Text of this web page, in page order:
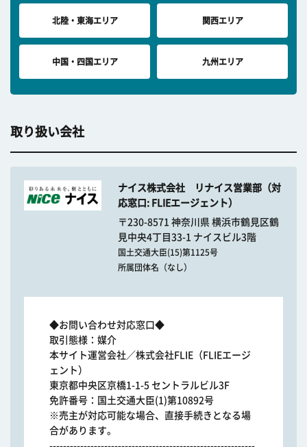
北陸・東海エリア 関西エリア
中国・四国エリア 九州エリア
取り扱い会社
ナイス株式会社 リナイス営業部（対
応窓口: FLIEエージェント）
〒230-8571 神奈川県 横浜市鶴見区鶴
見中央4丁目33-1 ナイスビル3階
国土交通大臣(15)第1125号
所属団体名（なし）
◆お問い合わせ対応窓口◆
取引態様：媒介
本サイト運営会社／株式会社FLIE（FLIEエージ
ェント）
東京都中央区京橋1-1-5 セントラルビル3F
免許番号：国土交通大臣(1)第10892号
※売主が対応可能な場合、直接手続きとなる場
合があります。